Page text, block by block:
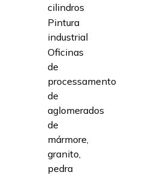
cilindros
Pintura
industrial
Oficinas
de
processamento
de
aglomerados
de
mármore,
granito,
pedra